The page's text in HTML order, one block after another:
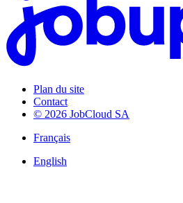
Plan du site
Contact
© 2026 JobCloud SA
Français
English